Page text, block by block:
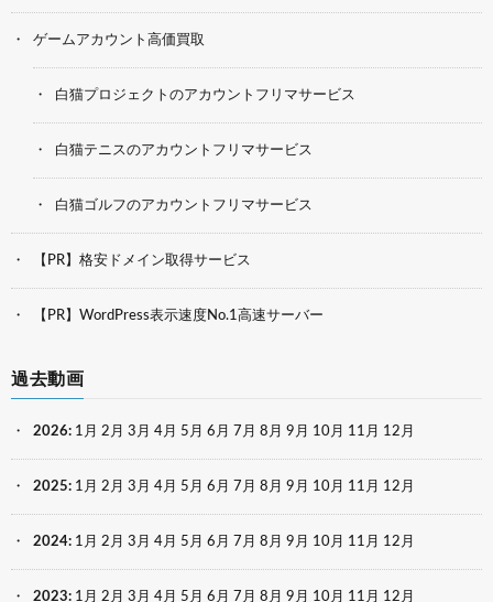
ゲームアカウント高価買取
白猫プロジェクトのアカウントフリマサービス
白猫テニスのアカウントフリマサービス
白猫ゴルフのアカウントフリマサービス
【PR】格安ドメイン取得サービス
【PR】WordPress表示速度No.1高速サーバー
過去動画
2026: 1月 2月 3月 4月 5月 6月 7月 8月 9月 10月 11月 12月
2025: 1月 2月 3月 4月 5月 6月 7月 8月 9月 10月 11月 12月
2024: 1月 2月 3月 4月 5月 6月 7月 8月 9月 10月 11月 12月
2023: 1月 2月 3月 4月 5月 6月 7月 8月 9月 10月 11月 12月